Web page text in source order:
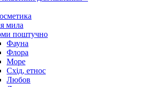
мила
поштучно
Фауна
Флора
Море
Схід, етнос
Любов